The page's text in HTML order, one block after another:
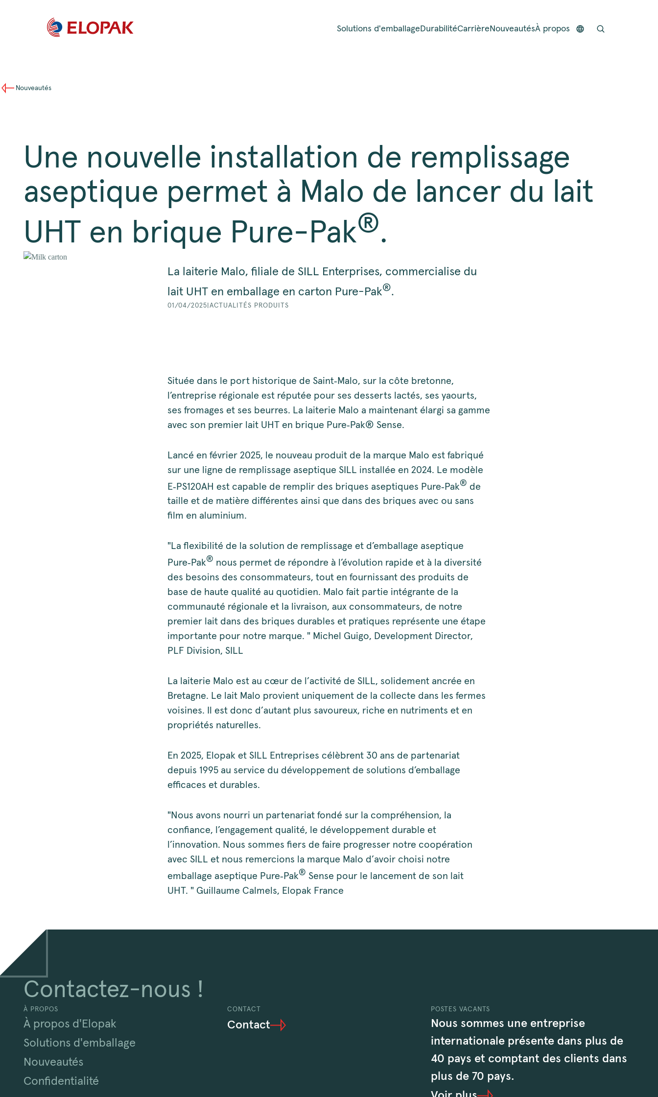
Solutions d'emballage DurabilitéCarrière NouveautésÀ propos
Nouveautés
Une nouvelle installation de remplissage
aseptique permet à Malo de lancer du lait
UHT en brique Pure-Pak®.
La laiterie Malo, filiale de SILL Enterprises, commercialise du
lait UHT en emballage en carton Pure-Pak®.
01/04/2025 ACTUALITÉS PRODUITS
Située dans le port historique de Saint‑Malo, sur la côte bretonne,
l’entreprise régionale est réputée pour ses desserts lactés, ses yaourts,
ses fromages et ses beurres. La laiterie Malo a maintenant élargi sa gamme
avec son premier lait UHT en brique Pure‑Pak® Sense.
Lancé en février 2025, le nouveau produit de la marque Malo est fabriqué
sur une ligne de remplissage aseptique SILL installée en 2024. Le modèle
E‑PS120AH est capable de remplir des briques aseptiques Pure‑Pak® de
taille et de matière différentes ainsi que dans des briques avec ou sans
film en aluminium.
"La flexibilité de la solution de remplissage et d’emballage aseptique
Pure‑Pak® nous permet de répondre à l’évolution rapide et à la diversité
des besoins des consommateurs, tout en fournissant des produits de
base de haute qualité au quotidien. Malo fait partie intégrante de la
communauté régionale et la livraison, aux consommateurs, de notre
premier lait dans des briques durables et pratiques représente une étape
importante pour notre marque. " Michel Guigo, Development Director,
PLF Division, SILL
La laiterie Malo est au cœur de l’activité de SILL, solidement ancrée en
Bretagne. Le lait Malo provient uniquement de la collecte dans les fermes
voisines. Il est donc d’autant plus savoureux, riche en nutriments et en
propriétés naturelles.
En 2025, Elopak et SILL Entreprises célèbrent 30 ans de partenariat
depuis 1995 au service du développement de solutions d’emballage
efficaces et durables.
"Nous avons nourri un partenariat fondé sur la compréhension, la
confiance, l’engagement qualité, le développement durable et
l’innovation. Nous sommes fiers de faire progresser notre coopération
avec SILL et nous remercions la marque Malo d’avoir choisi notre
emballage aseptique Pure‑Pak® Sense pour le lancement de son lait
UHT. " Guillaume Calmels, Elopak France
Contactez-nous !
À PROPOS
À propos d'Elopak
Solutions d'emballage
Nouveautés
Confidentialité
CONTACT
Contact
POSTES VACANTS
Nous sommes une entreprise
internationale présente dans plus de
40 pays et comptant des clients dans
plus de 70 pays.